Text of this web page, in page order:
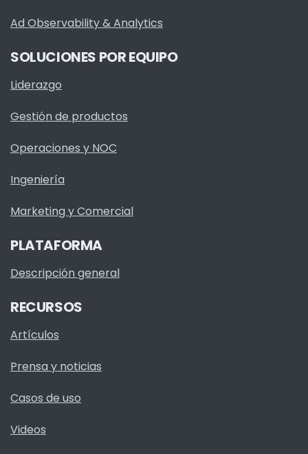
Ad Observability & Analytics
SOLUCIONES POR EQUIPO
Liderazgo
Gestión de productos
Operaciones y NOC
Ingeniería
Marketing y Comercial
PLATAFORMA
Descripción general
RECURSOS
Artículos
Prensa y noticias
Casos de uso
Videos